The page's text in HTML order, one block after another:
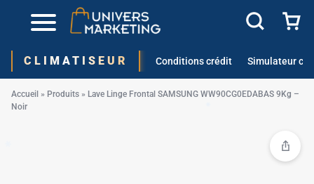
CLIMATISEUR Conditions crédit Simulateur
Accueil » Produits » Lave Linge Frontal SAMSUNG WW90CG0EDABAS 9Kg –
Noir